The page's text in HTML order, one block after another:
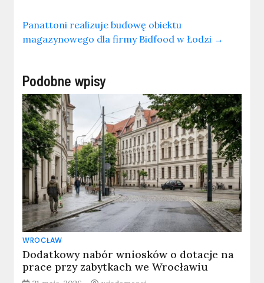
Panattoni realizuje budowę obiektu
magazynowego dla firmy Bidfood w Łodzi →
Podobne wpisy
WROCŁAW
Dodatkowy nabór wniosków o dotacje na
prace przy zabytkach we Wrocławiu